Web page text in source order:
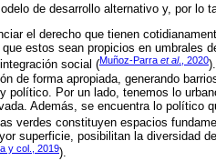
de desarrollo alternativo y, por lo
el derecho que tienen
estos sean propicios en
social (Muñoz-Parra et al., 2020
de forma apropiada, generando
político. Por un lado, tenemos lo
Además, se encuentra lo político
verdes constituyen espacios
superficie, posibilitan la diversidad
y col., 2019).